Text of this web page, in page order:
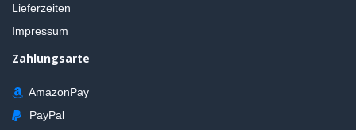
Lieferzeiten
Impressum
Zahlungsarte
AmazonPay
PayPal